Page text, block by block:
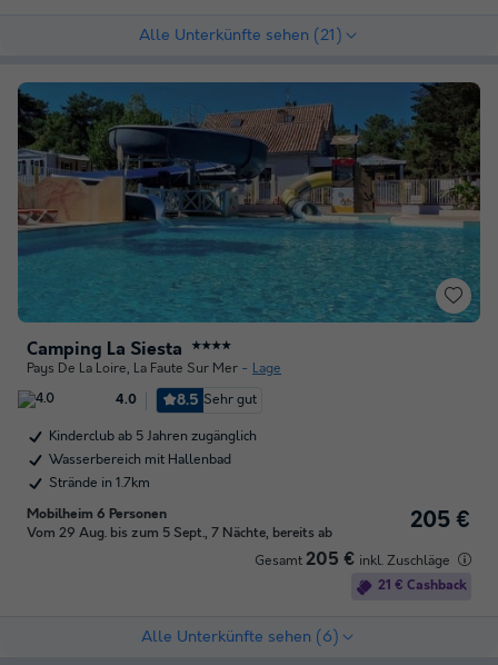
Alle Unterkünfte sehen (21)
Camping La Siesta ★★★★
Pays De La Loire, La Faute Sur Mer Lage
4.0 8.5 Sehr gut
Kinderclub ab 5 Jahren zugänglich
Wasserbereich mit Hallenbad
Strände in 1.7km
Mobilheim 6 Personen
Vom 29 Aug. bis zum 5 Sept., 7 Nächte, bereits ab
205 €
Gesamt 205 € inkl. Zuschläge
21 € Cashback
Alle Unterkünfte sehen (6)